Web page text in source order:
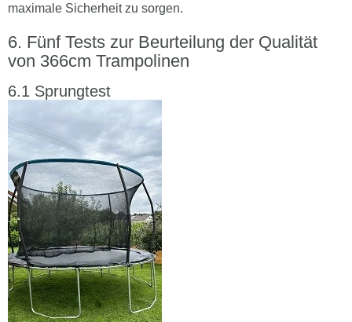
maximale Sicherheit zu sorgen.
Fünf Tests zur Beurteilung der Qualität
von 366cm Trampolinen
Sprungtest